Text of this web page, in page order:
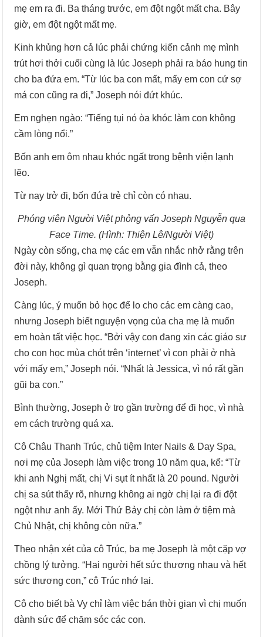
mẹ em ra đi. Ba tháng trước, em đột ngột mất cha. Bây
giờ, em đột ngột mất mẹ.
Kinh khủng hơn cả lúc phải chứng kiến cảnh mẹ mình
trút hơi thởi cuối cùng là lúc Joseph phải ra báo hung tin
cho ba đứa em. “Từ lúc ba con mất, mấy em con cứ sợ
má con cũng ra đi,” Joseph nói đứt khúc.
Em nghẹn ngào: “Tiếng tụi nó òa khóc làm con không
cầm lòng nổi.”
Bốn anh em ôm nhau khóc ngất trong bệnh viện lạnh
lẽo.
Từ nay trở đi, bốn đứa trẻ chỉ còn có nhau.
Phóng viên Người Việt phỏng vấn Joseph Nguyễn qua
Face Time. (Hình: Thiện Lê/Người Việt)
Ngày còn sống, cha mẹ các em vẫn nhắc nhở rằng trên
đời này, không gì quan trọng bằng gia đình cả, theo
Joseph.
Càng lúc, ý muốn bỏ học để lo cho các em càng cao,
nhưng Joseph biết nguyện vọng của cha mẹ là muốn
em hoàn tất việc học. “Bởi vậy con đang xin các giáo sư
cho con học mùa chót trên ‘internet’ vì con phải ở nhà
với mấy em,” Joseph nói. “Nhất là Jessica, vì nó rất gần
gũi ba con.”
Bình thường, Joseph ở trọ gần trường để đi học, vì nhà
em cách trường quá xa.
Cô Châu Thanh Trúc, chủ tiệm Inter Nails & Day Spa,
nơi mẹ của Joseph làm việc trong 10 năm qua, kể: “Từ
khi anh Nghị mất, chị Vi sụt ít nhất là 20 pound. Người
chị sa sút thấy rõ, nhưng không ai ngờ chị lại ra đi đột
ngột như anh ấy. Mới Thứ Bảy chị còn làm ở tiệm mà
Chủ Nhật, chị không còn nữa.”
Theo nhận xét của cô Trúc, ba mẹ Joseph là một cặp vợ
chồng lý tưởng. “Hai người hết sức thương nhau và hết
sức thương con,” cô Trúc nhớ lại.
Cô cho biết bà Vy chỉ làm việc bán thời gian vì chị muốn
dành sức để chăm sóc các con.